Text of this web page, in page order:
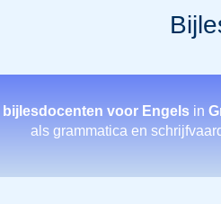
bijlesdocenten voor Engelsin
als grammatica en